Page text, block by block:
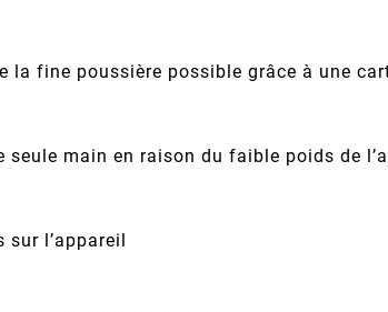
la fine poussière possible grâce à une
seule main en raison du faible poids de
sur l’appareil